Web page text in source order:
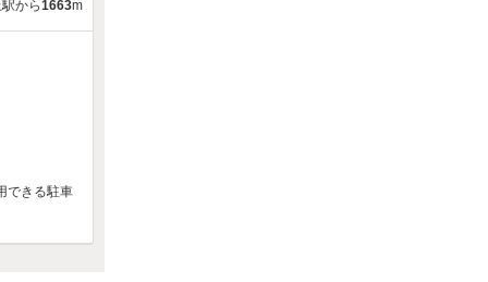
から1663m
できる駐車